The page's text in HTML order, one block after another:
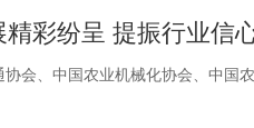
精彩纷呈 提振行业信
协会、中国农业机械化协会、中国